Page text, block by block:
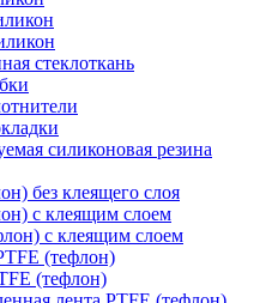
стеклоткань
силиконовая резина
без клеящего слоя
с клеящим слоем
с клеящим слоем
(тефлон)
(тефлон)